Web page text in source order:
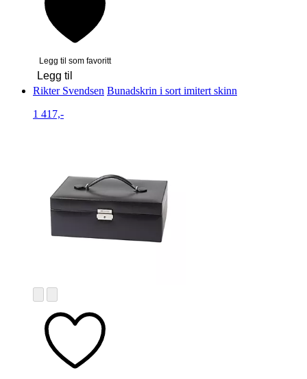
Legg til som favoritt
Legg til
Rikter Svendsen Bunadskrin i sort imitert skinn
1 417,-